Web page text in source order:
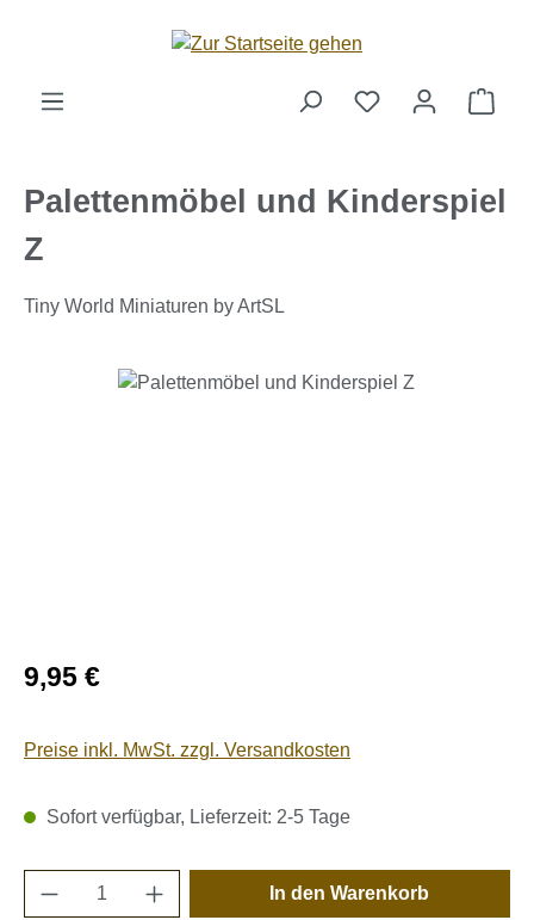
Zum Hauptinhalt springen
Palettenmöbel und Kinderspiel
Z
Tiny World Miniaturen by ArtSL
Bildergalerie überspringen
Regulärer Preis:
9,95 €
Preise inkl. MwSt. zzgl. Versandkosten
Sofort verfügbar, Lieferzeit: 2-5 Tage
Produkt Anzahl: Gib den gewünschten
In den Warenkorb